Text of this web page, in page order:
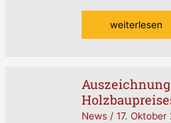
weiterlesen
News/ 17. Oktober
Auszeichnung
im
Rahmen